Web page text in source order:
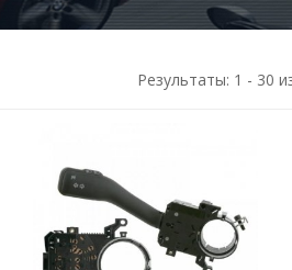
Результаты: 1 - 30